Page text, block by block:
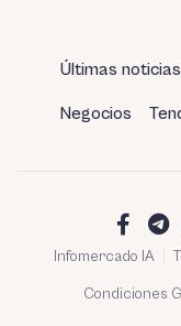
Últimas noticias
Negocios
Infomercado IA
Condiciones